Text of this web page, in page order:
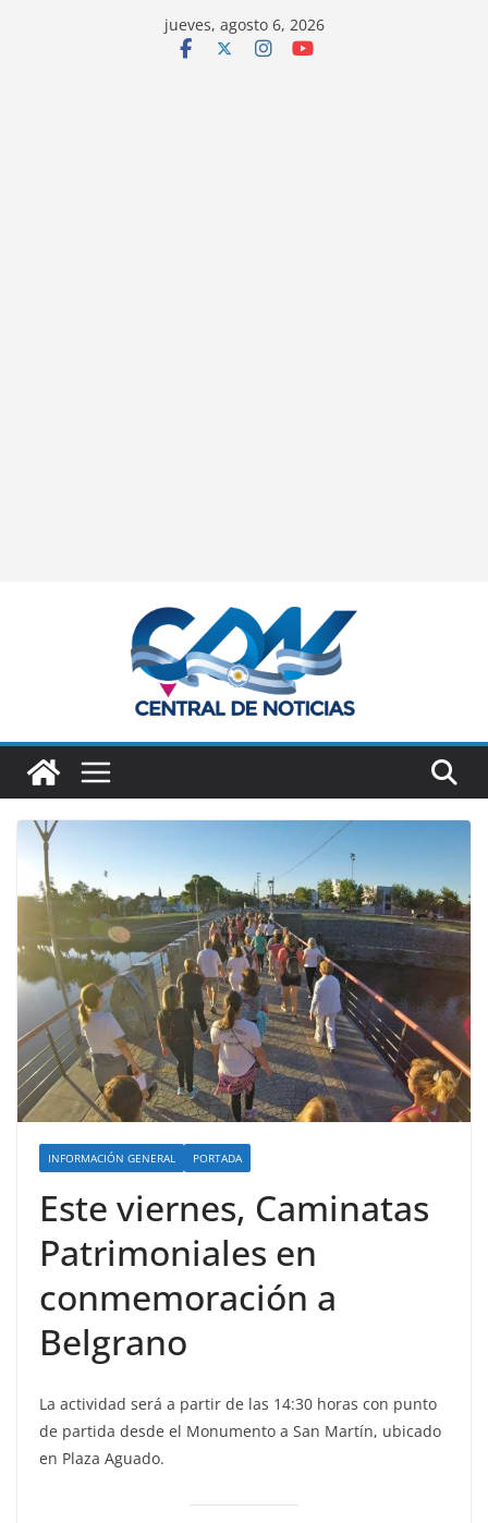
jueves, agosto 6, 2026
INFORMACIÓN GENERAL PORTADA
Este viernes, Caminatas
Patrimoniales en
conmemoración a
Belgrano
La actividad será a partir de las 14:30 horas con punto
de partida desde el Monumento a San Martín, ubicado
en Plaza Aguado.